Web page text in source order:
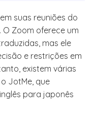
suas reuniões do
Zoom oferece um
mas ele
e restrições em
existem várias
JotMe, que
para japonês